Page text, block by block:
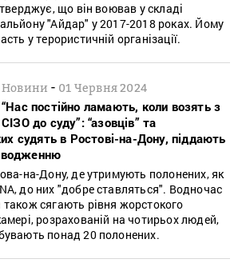
що він воював у складі
"Айдар" у 2017-2018 роках. Йому
у терористичній організації.
Новини - 01 Червня 2024
“Нас постійно ламають, коли возять з
СІЗО до суду”: “азовців” та
судять в Ростові-на-Дону, піддають
на-Дону, де утримують полонених, як
до них "добре ставляться". Водночас
сягають рівня жорстокого
розрахованій на чотирьох людей,
понад 20 полонених.